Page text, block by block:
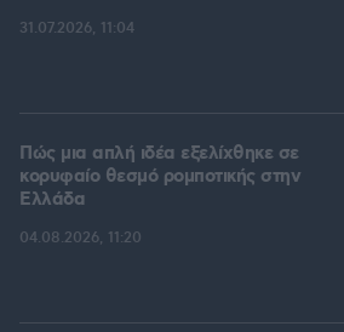
31.07.2026, 11:04
Πώς μια απλή ιδέα εξελίχθηκε σε
κορυφαίο θεσμό ρομποτικής στην
Ελλάδα
04.08.2026, 11:20